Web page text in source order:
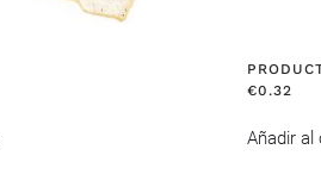
€0.32
Añadir al